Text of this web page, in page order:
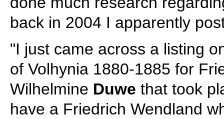
back in 2004 I apparently
"I just came across a listing
of Volhynia 1880-1885 for
Wilhelmine Duwe that took
have a Friedrich Wendland